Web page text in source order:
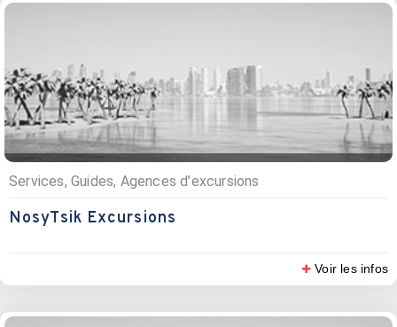
Services, Guides, Agences d’excursions
NosyTsik Excursions
Voir les infos